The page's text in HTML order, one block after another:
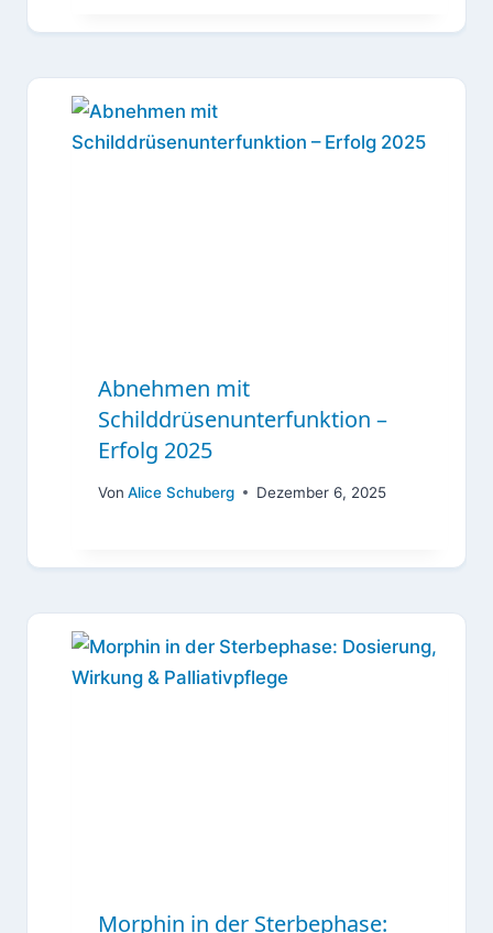
Abnehmen mit
Schilddrüsenunterfunktion –
Erfolg 2025
Von Alice Schuberg Dezember 6, 2025
Morphin in der Sterbephase: